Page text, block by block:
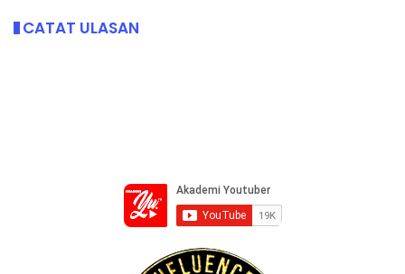
CATAT ULASAN